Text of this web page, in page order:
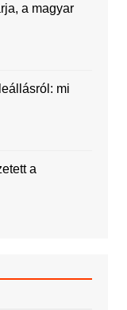
a magyar
mi
a